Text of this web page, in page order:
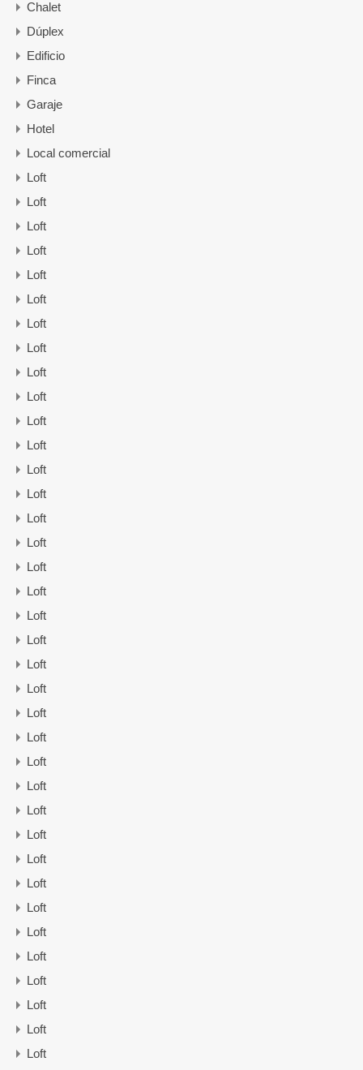
Chalet
Dúplex
Edificio
Finca
Garaje
Hotel
Local comercial
Loft
Loft
Loft
Loft
Loft
Loft
Loft
Loft
Loft
Loft
Loft
Loft
Loft
Loft
Loft
Loft
Loft
Loft
Loft
Loft
Loft
Loft
Loft
Loft
Loft
Loft
Loft
Loft
Loft
Loft
Loft
Loft
Loft
Loft
Loft
Loft
Loft